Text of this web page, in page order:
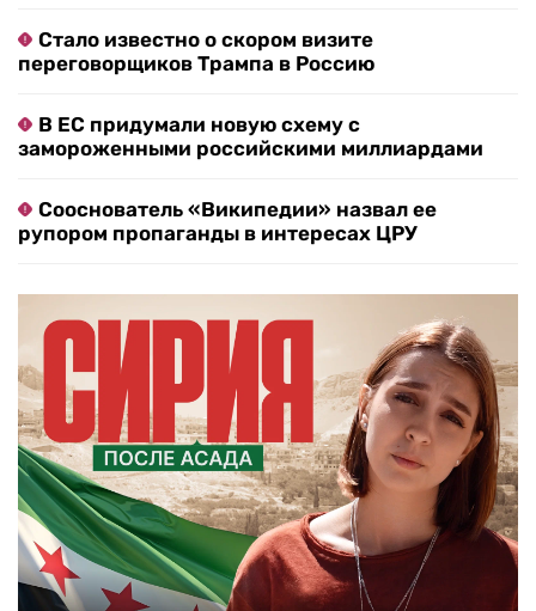
Стало известно о скором визите
переговорщиков Трампа в Россию
В ЕС придумали новую схему с
замороженными российскими миллиардами
Сооснователь «Википедии» назвал ее
рупором пропаганды в интересах ЦРУ